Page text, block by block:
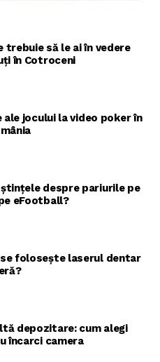
trebuie să le ai în vedere
în Cotroceni
ale jocului la video poker în
despre pariurile pe
eFootball?
folosește laserul dentar
depozitare: cum alegi
încarci camera